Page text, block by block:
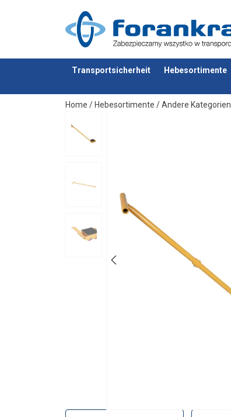
Transportsicherheit Hebesortimente
Anfragen
Home / Hebesortimente /Andere Kategorien
SIALU60-180
SIALU60T-180T